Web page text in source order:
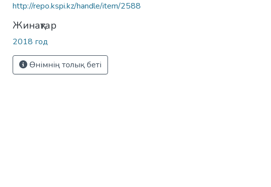
http://repo.kspi.kz/handle/item/2588
Жинақтар
2018 год
Өнімнің толық беті